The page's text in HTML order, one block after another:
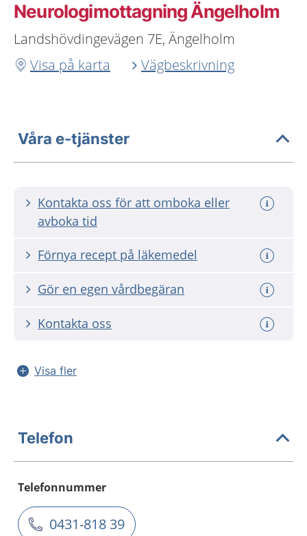
Neurologimottagning Ängelholm
Landshövdingevägen 7E, Ängelholm
Visa på karta
Vägbeskrivning
Våra e-tjänster
Kontakta oss för att omboka eller
avboka tid
Förnya recept på läkemedel
Gör en egen vårdbegäran
Kontakta oss
Visa fler
Telefon
Telefonnummer
0431-818 39